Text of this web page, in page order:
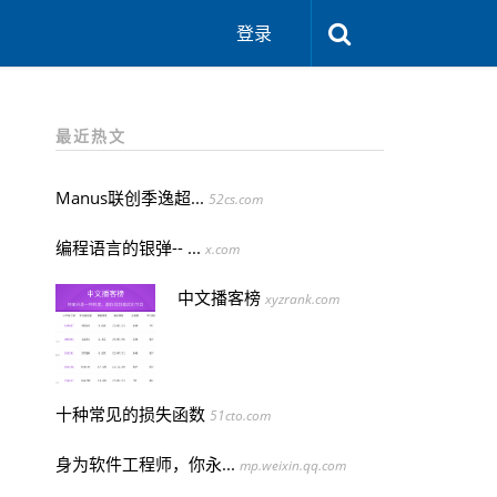
登录
最近热文
Manus联创季逸超... 52cs.com
编程语言的银弹-- ... x.com
中文播客榜 xyzrank.com
十种常见的损失函数 51cto.com
身为软件工程师，你永... mp.weixin.qq.com